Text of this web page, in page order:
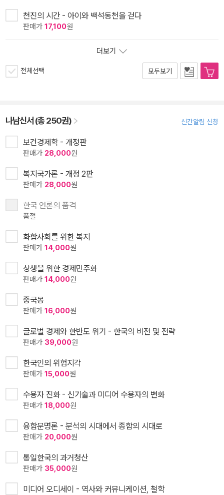
천진의 시간 - 아이와 백석동천을 걷다
판매가 17,100원
더보기
전체선택 모두보기
나남신서 (총 250권) 신간알림 신청
보건경제학 - 개정판
판매가 28,000원
복지국가론 - 개정 2판
판매가 28,000원
한국 언론의 품격
품절
화합사회를 위한 복지
판매가 14,000원
상생을 위한 경제민주화
판매가 14,000원
중국몽
판매가 16,000원
글로벌 경제와 한반도 위기 - 한국의 비전 및 전략
판매가 39,000원
한국인의 위험지각
판매가 15,000원
수용자 진화 - 신기술과 미디어 수용자의 변화
판매가 18,000원
융합문명론 - 분석의 시대에서 종합의 시대로
판매가 20,000원
통일한국의 과거청산
판매가 35,000원
미디어 오디세이 - 역사와 커뮤니케이션, 철학